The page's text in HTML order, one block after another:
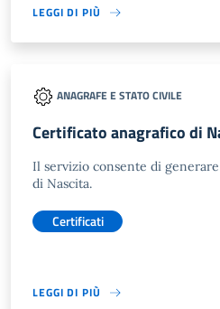
LEGGI DI PIÙ
ANAGRAFE E STATO CIVILE
Certificato anagrafico di
Il servizio consente di
di Nascita.
Certificati
LEGGI DI PIÙ